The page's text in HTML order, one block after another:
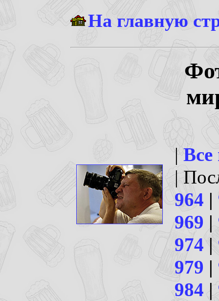
На главную
|
|
964 |
969 |
974|
979 |
984 |